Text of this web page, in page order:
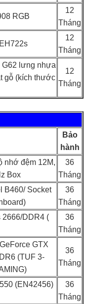
RGB
12
Tháng
12
Tháng
G62 lưng nhựa
gỗ (kích thước
12
Tháng
Bảo
hành
nhớ đệm 12M,
Box
36
Tháng
B460/ Socket
36
Tháng
2666/DDR4 (
36
Tháng
GTX
(TUF 3-
36
Tháng
(EN42456)
36
Tháng